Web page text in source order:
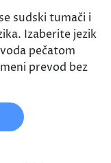
sudski tumači i
Izaberite jezik
pečatom
prevod bez